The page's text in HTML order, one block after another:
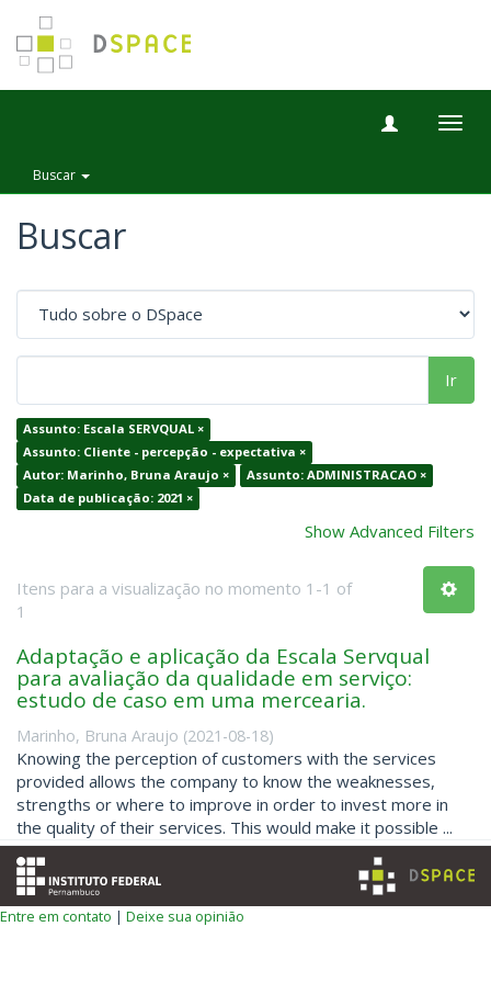
Buscar
Buscar
Ir
Assunto: Escala SERVQUAL ×
Assunto: Cliente - percepção - expectativa ×
Autor: Marinho, Bruna Araujo ×
Assunto: ADMINISTRACAO ×
Data de publicação: 2021 ×
Show Advanced Filters
Itens para a visualização no momento 1-1 of
1
Adaptação e aplicação da Escala Servqual
para avaliação da qualidade em serviço:
estudo de caso em uma mercearia.
Marinho, Bruna Araujo (2021-08-18)
Knowing the perception of customers with the services
provided allows the company to know the weaknesses,
strengths or where to improve in order to invest more in
the quality of their services. This would make it possible ...
Entre em contato | Deixe sua opinião